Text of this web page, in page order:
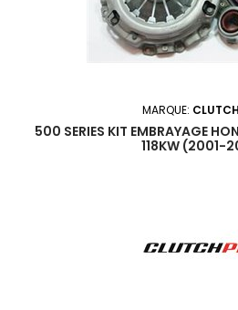
MARQUE:
500 SERIES KIT EMBRAYAGE
118KW (2001-